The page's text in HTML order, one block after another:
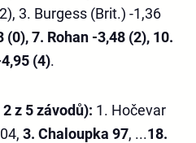
3. Burgess (Brit.) -1,36
7. Rohan -3,48 (2), 10.
(4).
z 5 závodů): 1. Hočevar
3. Chaloupka 97, ...18.